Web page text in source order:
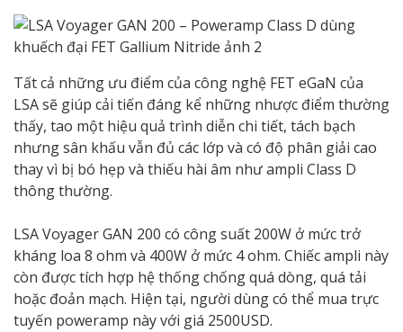
Tất cả những ưu điểm của công nghệ FET eGaN của
LSA sẽ giúp cải tiến đáng kể những nhược điểm thường
thấy, tao một hiệu quả trình diễn chi tiết, tách bạch
nhưng sân khấu vẫn đủ các lớp và có độ phân giải cao
thay vì bị bó hẹp và thiếu hài âm như ampli Class D
thông thường.
LSA Voyager GAN 200 có công suất 200W ở mức trở
kháng loa 8 ohm và 400W ở mức 4 ohm. Chiếc ampli này
còn được tích hợp hệ thống chống quá dòng, quá tải
hoặc đoản mạch. Hiện tại, người dùng có thể mua trực
tuyến poweramp này với giá 2500USD.